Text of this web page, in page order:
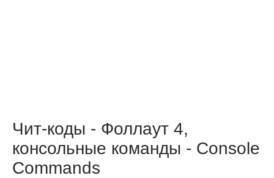
Чит-коды - Фоллаут 4,
консольные команды - Console
Commands